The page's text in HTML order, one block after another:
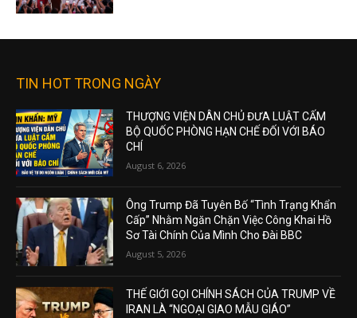
TIN HOT TRONG NGÀY
THƯỢNG VIỆN DÂN CHỦ ĐƯA LUẬT CẤM
BỘ QUỐC PHÒNG HẠN CHẾ ĐỐI VỚI BÁO
CHÍ
August 6, 2026
Ông Trump Đã Tuyên Bố “Tình Trạng Khẩn
Cấp” Nhằm Ngăn Chặn Việc Công Khai Hồ
Sơ Tài Chính Của Mình Cho Đài BBC
August 5, 2026
THẾ GIỚI GỌI CHÍNH SÁCH CỦA TRUMP VỀ
IRAN LÀ “NGOẠI GIAO MẪU GIÁO”